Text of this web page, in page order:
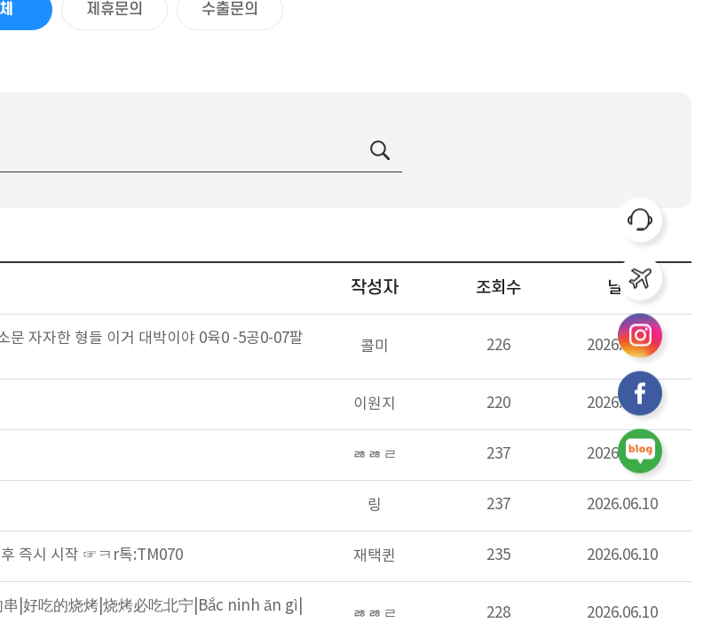
제휴문의 수출문의
작성자 조회수 날짜
문 자자한 형들 이거 대박이야 0육0 -5공0-07팔
콜미 226 2026.06.09
이원지 220 2026.06.10
ㅀㅀㄹ 237 2026.06.10
링 237 2026.06.10
후 즉시 시작 ☞ㅋr톡:TM070 재택퀸 235 2026.06.10
|好吃的烧烤|烧烤必吃北宁|Bắc ninh ăn gì|
ㅀㅀㄹ 228 2026.06.10